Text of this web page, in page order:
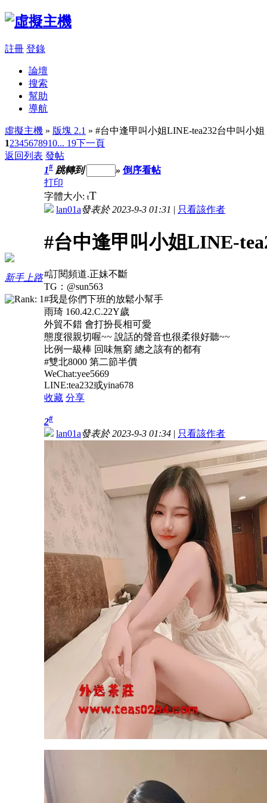
註冊 登錄
論壇
搜索
幫助
導航
虛擬主機 » 版塊 2.1 » #台中逢甲叫小姐LINE-tea232台中叫小姐
12345678910... 19下一頁
返回列表 發帖
新手上路
1# 跳轉到 » 倒序看帖
打印
字體大小: tT
lan01a發表於 2023-9-3 01:31 | 只看該作者
#台中逢甲叫小姐LINE-
#訂閱頻道.正妹不斷
TG：@sun563
#我是你們下班的放鬆小幫手
雨琦 160.42.C.22Y歲
外貿不錯 會打扮長相可愛
態度很親切喔~~ 說話的聲音也很柔很好聽~~
比例一級棒 回味無窮 總之該有的都有
#雙北8000 第二節半價
WeChat:yee5669
LINE:tea232或yina678
收藏 分享
2#
lan01a發表於 2023-9-3 01:34 | 只看該作者